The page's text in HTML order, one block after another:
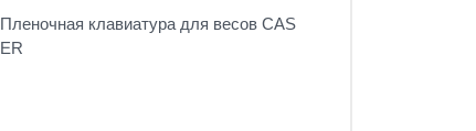
Пленочная клавиатура для весов CAS
ER